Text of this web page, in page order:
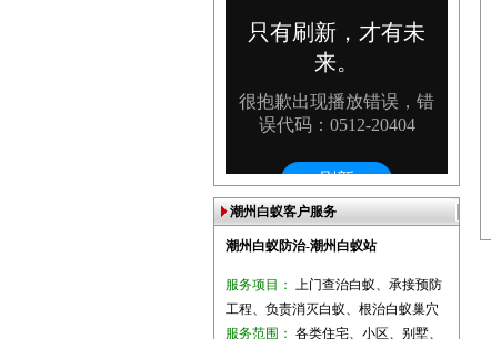
潮州白蚁客户服务
潮州白蚁防治-潮州白蚁站
服务项目： 上门查治白蚁、承接预防
工程、负责消灭白蚁、根治白蚁巢穴
服务范围： 各类住宅、小区、别墅、